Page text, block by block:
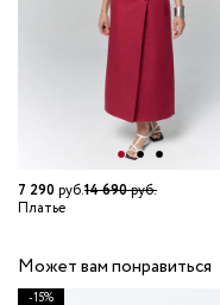
7 290руб.14 690руб.
Платье
Может вам понравиться
-15%